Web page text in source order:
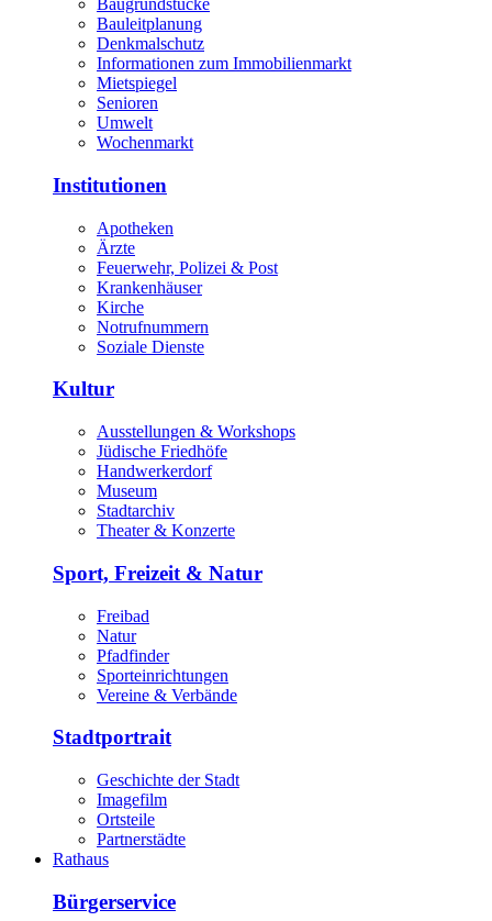
Baugrundstücke
Bauleitplanung
Denkmalschutz
Informationen zum Immobilienmarkt
Mietspiegel
Senioren
Umwelt
Wochenmarkt
Institutionen
Apotheken
Ärzte
Feuerwehr, Polizei & Post
Krankenhäuser
Kirche
Notrufnummern
Soziale Dienste
Kultur
Ausstellungen & Workshops
Jüdische Friedhöfe
Handwerkerdorf
Museum
Stadtarchiv
Theater & Konzerte
Sport, Freizeit & Natur
Freibad
Natur
Pfadfinder
Sporteinrichtungen
Vereine & Verbände
Stadtportrait
Geschichte der Stadt
Imagefilm
Ortsteile
Partnerstädte
Rathaus
Bürgerservice